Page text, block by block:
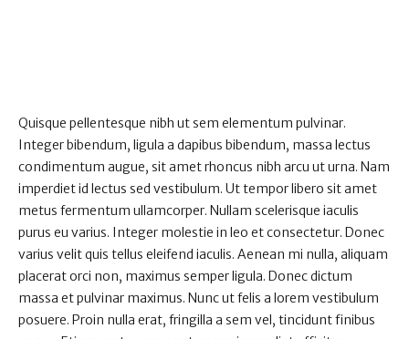
Quisque pellentesque nibh ut sem elementum pulvinar.
Integer bibendum, ligula a dapibus bibendum, massa lectus
condimentum augue, sit amet rhoncus nibh arcu ut urna. Nam
imperdiet id lectus sed vestibulum. Ut tempor libero sit amet
metus fermentum ullamcorper. Nullam scelerisque iaculis
purus eu varius. Integer molestie in leo et consectetur. Donec
varius velit quis tellus eleifend iaculis. Aenean mi nulla, aliquam
placerat orci non, maximus semper ligula. Donec dictum
massa et pulvinar maximus. Nunc ut felis a lorem vestibulum
posuere. Proin nulla erat, fringilla a sem vel, tincidunt finibus